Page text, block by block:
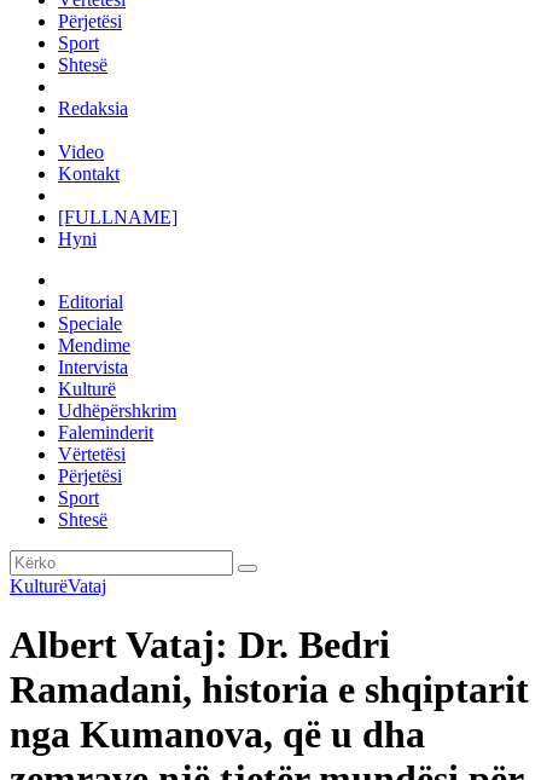
Përjetësi
Sport
Shtesë
Redaksia
Video
Kontakt
[FULLNAME]
Hyni
Editorial
Speciale
Mendime
Intervista
Kulturë
Udhëpërshkrim
Faleminderit
Vërtetësi
Përjetësi
Sport
Shtesë
KulturëVataj
Albert Vataj: Dr. Bedri
Ramadani, historia e shqiptarit
nga Kumanova, që u dha